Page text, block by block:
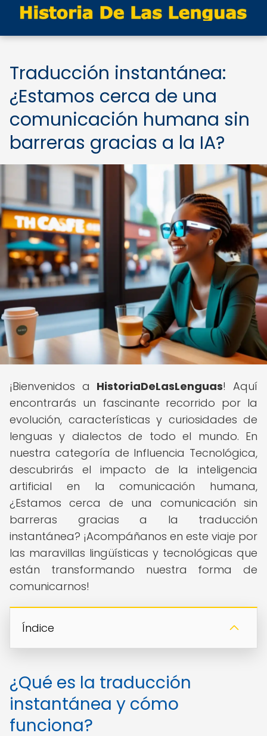
Traducción instantánea:
¿Estamos cerca de una
comunicación humana sin
barreras gracias a la IA?
¡Bienvenidos a HistoriaDeLasLenguas! Aquí
encontrarás un fascinante recorrido por la
evolución, características y curiosidades de
lenguas y dialectos de todo el mundo. En
nuestra categoría de Influencia Tecnológica,
descubrirás el impacto de la inteligencia
artificial en la comunicación humana,
¿Estamos cerca de una comunicación sin
barreras gracias a la traducción
instantánea? ¡Acompáñanos en este viaje por
las maravillas lingüísticas y tecnológicas que
están transformando nuestra forma de
comunicarnos!
Índice
¿Qué es la traducción
instantánea y cómo
funciona?